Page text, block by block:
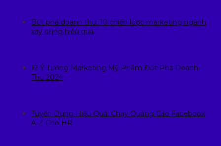
Bứt phá doanh thu: 10 chiến lược marketing ngành
xây dựng hiệu quả
12 Ý Tưởng Marketing Mỹ Phẩm Đột Phá Doanh
Thu 2024
Tuyển Dụng Hiệu Quả: Chạy Quảng Cáo Facebook
A-Z Cho HR